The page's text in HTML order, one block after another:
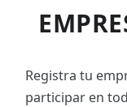
Registra tu
participar en